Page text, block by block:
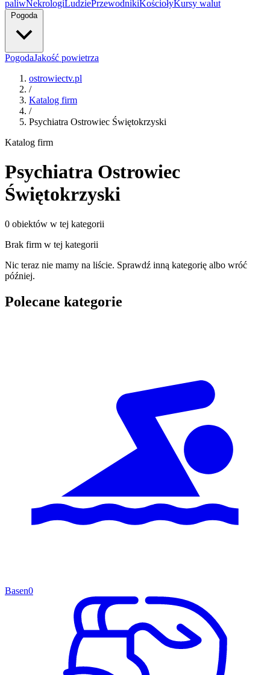
paliwNekrologiLudziePrzewodnikiKościołyKursy walut
Pogoda
PogodaJakość powietrza
ostrowiectv.pl
/
Katalog firm
/
Psychiatra Ostrowiec Świętokrzyski
Katalog firm
Psychiatra Ostrowiec
Świętokrzyski
0 obiektów w tej kategorii
Brak firm w tej kategorii
Nic teraz nie mamy na liście. Sprawdź inną kategorię albo wróć
później.
Polecane kategorie
Basen0